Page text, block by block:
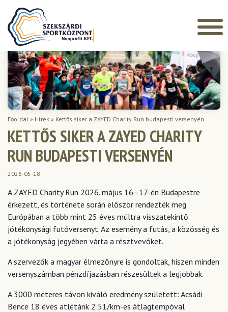
Főoldal » Hírek » Kettős siker a ZAYED Charity Run budapesti versenyén
KETTŐS SIKER A ZAYED CHARITY
RUN BUDAPESTI VERSENYÉN
2026-05-18
A ZAYED Charity Run 2026. május 16–17-én Budapestre
érkezett, és története során először rendezték meg
Európában a több mint 25 éves múltra visszatekintő
jótékonysági futóversenyt. Az esemény a futás, a közösség és
a jótékonyság jegyében várta a résztvevőket.
A szervezők a magyar élmezőnyre is gondoltak, hiszen minden
versenyszámban pénzdíjazásban részesültek a legjobbak.
A 3000 méteres távon kiváló eredmény született: Acsádi
Bence 18 éves atlétánk 2:51/km-es átlagtempóval